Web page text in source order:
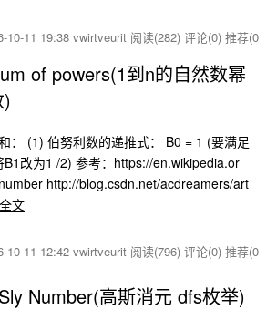
10-11 19:38 vwirtveurit 阅读(282) 评论(0) 推荐(0)
of powers(1到n的自然数幂
： (1) 伯努利数的递推式： B0 = 1 (要满足
B1改为1 /2) 参考：https://en.wikipedia.or
http://blog.csdn.net/acdreamers/art
文
10-11 12:42 vwirtveurit 阅读(796) 评论(0) 推荐(0)
Number(高斯消元 dfs枚举)